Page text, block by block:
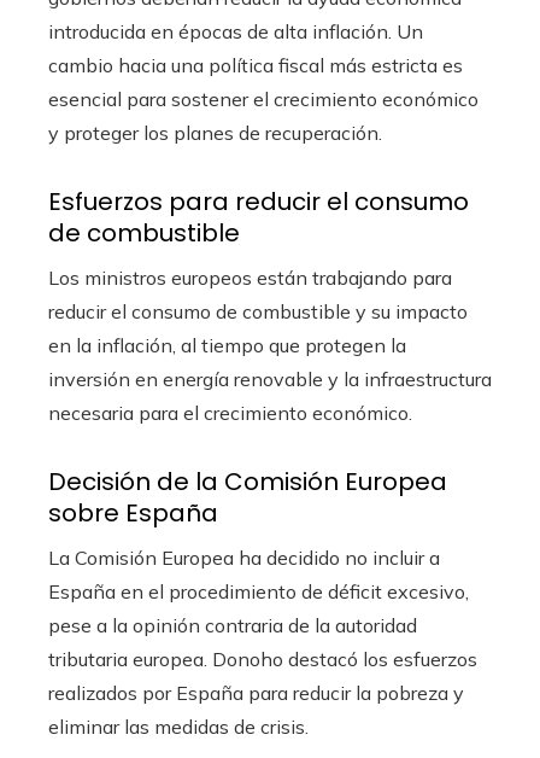
introducida en épocas de alta inflación. Un
cambio hacia una política fiscal más estricta es
esencial para sostener el crecimiento económico
y proteger los planes de recuperación.
Esfuerzos para reducir el consumo
de combustible
Los ministros europeos están trabajando para
reducir el consumo de combustible y su impacto
en la inflación, al tiempo que protegen la
inversión en energía renovable y la infraestructura
necesaria para el crecimiento económico.
Decisión de la Comisión Europea
sobre España
La Comisión Europea ha decidido no incluir a
España en el procedimiento de déficit excesivo,
pese a la opinión contraria de la autoridad
tributaria europea. Donoho destacó los esfuerzos
realizados por España para reducir la pobreza y
eliminar las medidas de crisis.